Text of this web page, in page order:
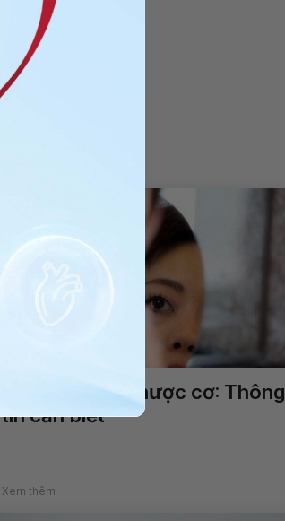
Điều trị bệnh nhược cơ: Thông
tin cần biết
Xem thêm